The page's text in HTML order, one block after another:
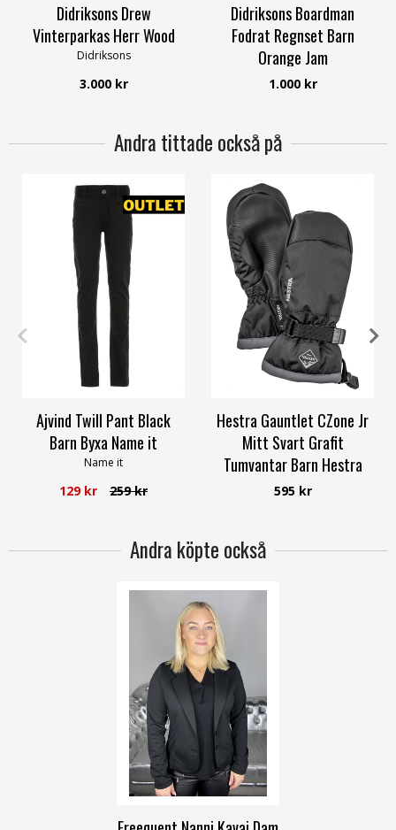
Didriksons Drew
Vinterparkas Herr Wood
Didriksons
3.000 kr
Didriksons Boardman
Fodrat Regnset Barn
Orange Jam
Didriksons
1.000 kr
Andra tittade också på
116
Ajvind Twill Pant Black
Barn Byxa Name it
Name it
129 kr 259 kr
6-7Y 8-9Y 10-11Y
Hestra Gauntlet CZone Jr
Mitt Svart Grafit
Tumvantar Barn Hestra
Hestra
595 kr
Andra köpte också
XS S XL 4XL